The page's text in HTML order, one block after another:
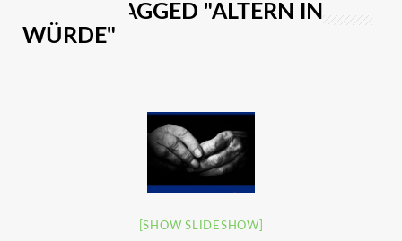
IMAGES TAGGED "ALTERN IN
WÜRDE"
[SHOW SLIDESHOW]